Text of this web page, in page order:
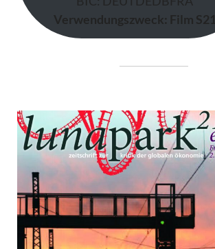
Verwendungszweck: Film S21